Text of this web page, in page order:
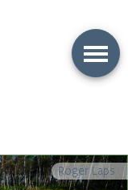
Roger Laps